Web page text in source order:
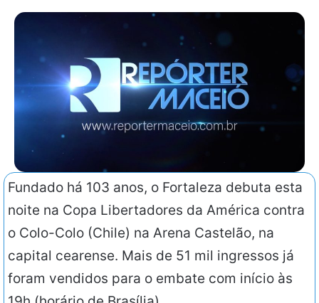
Fundado há 103 anos, o Fortaleza debuta esta
noite na Copa Libertadores da América contra
o Colo-Colo (Chile) na Arena Castelão, na
capital cearense. Mais de 51 mil ingressos já
foram vendidos para o embate com início às